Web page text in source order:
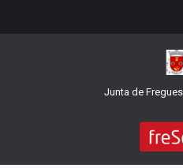
Junta de